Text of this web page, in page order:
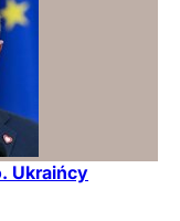
Ukraińcy